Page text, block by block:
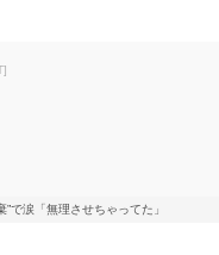
で涙「無理させちゃってた」